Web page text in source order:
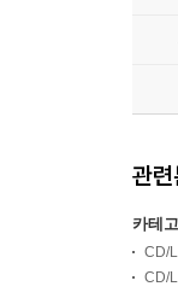
관
카테
CD/
CD/